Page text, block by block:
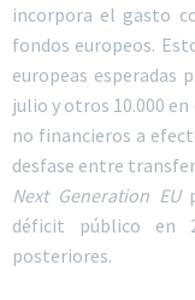
incorpora el gasto
fondos europeos.
europeas esperadas
julio y otros 10.000
no financieros a
desfase entre
Next Generation EU
déficit público en
posteriores.